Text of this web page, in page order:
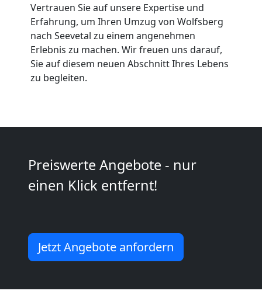
Vertrauen Sie auf unsere Expertise und
Erfahrung, um Ihren Umzug von Wolfsberg
nach Seevetal zu einem angenehmen
Erlebnis zu machen. Wir freuen uns darauf,
Sie auf diesem neuen Abschnitt Ihres Lebens
zu begleiten.
Preiswerte Angebote - nur
einen Klick entfernt!
Jetzt Angebote anfordern
Umzugshelfer
Wolfsberg
Möbeltaxi
Wolfsberg
Kleintransport
Wolfsberg
Möbelmontage
Wolfsberg